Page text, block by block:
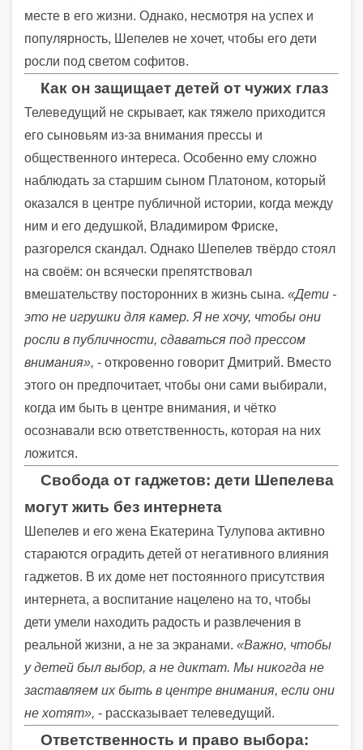
месте в его жизни. Однако, несмотря на успех и
популярность, Шепелев не хочет, чтобы его дети
росли под светом софитов.
Как он защищает детей от чужих глаз
Телеведущий не скрывает, как тяжело приходится
его сыновьям из-за внимания прессы и
общественного интереса. Особенно ему сложно
наблюдать за старшим сыном Платоном, который
оказался в центре публичной истории, когда между
ним и его дедушкой, Владимиром Фриске,
разгорелся скандал. Однако Шепелев твёрдо стоял
на своём: он всячески препятствовал
вмешательству посторонних в жизнь сына. «Дети -
это не игрушки для камер. Я не хочу, чтобы они
росли в публичности, сдаваться под прессом
внимания», - откровенно говорит Дмитрий. Вместо
этого он предпочитает, чтобы они сами выбирали,
когда им быть в центре внимания, и чётко
осознавали всю ответственность, которая на них
ложится.
Свобода от гаджетов: дети Шепелева
могут жить без интернета
Шепелев и его жена Екатерина Тулупова активно
стараются оградить детей от негативного влияния
гаджетов. В их доме нет постоянного присутствия
интернета, а воспитание нацелено на то, чтобы
дети умели находить радость и развлечения в
реальной жизни, а не за экранами. «Важно, чтобы
у детей был выбор, а не диктат. Мы никогда не
заставляем их быть в центре внимания, если они
не хотят», - рассказывает телеведущий.
Ответственность и право выбора: